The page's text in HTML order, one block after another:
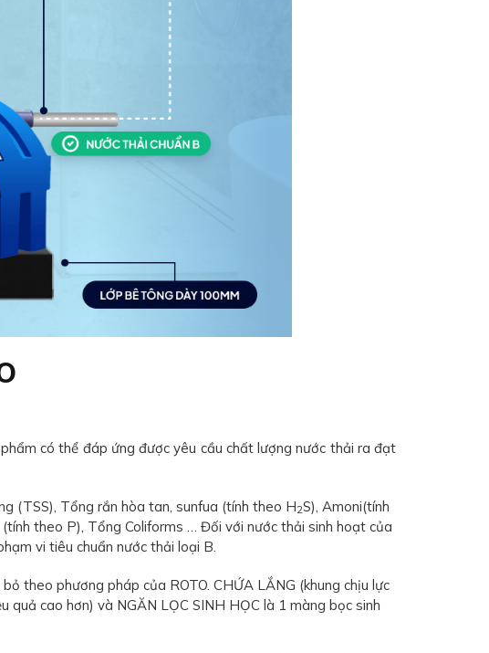
có thể đáp ứng được yêu cầu chất lượng nước thải ra đạt
(TSS), Tổng rắn hòa tan, sunfua (tính theo H2S), Amoni(tính
(tính theo P), Tổng Coliforms … Đối với nước thải sinh hoạt của
vi tiêu chuẩn nước thải loại B.
theo phương pháp của ROTO. CHỨA LẮNG (khung chịu lực
cao hơn) và NGĂN LỌC SINH HỌC là 1 màng bọc sinh